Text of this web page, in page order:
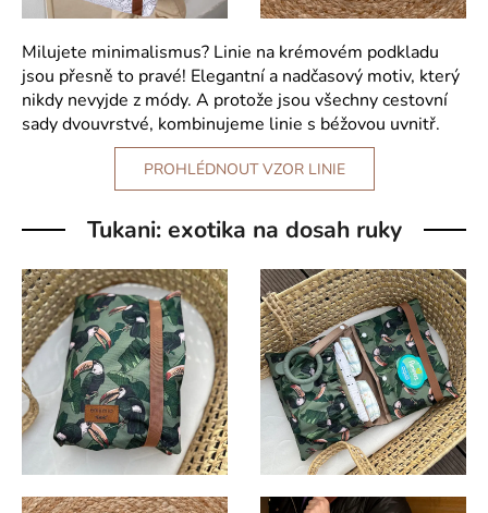
Milujete minimalismus? Linie na krémovém podkladu
jsou přesně to pravé! Elegantní a nadčasový motiv, který
nikdy nevyjde z módy. A protože jsou všechny cestovní
sady dvouvrstvé, kombinujeme linie s béžovou uvnitř.
PROHLÉDNOUT VZOR LINIE
Tukani: exotika na dosah ruky